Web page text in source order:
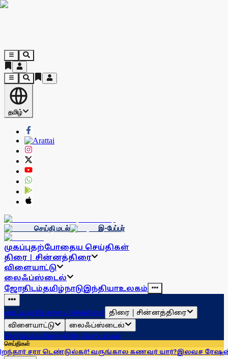
தமிழ்
செய்தி மடல் இ-பேப்பர்
முகப்புதற்போதைய செய்திகள்
திரை | சின்னத்திரை
விளையாட்டு
லைஃப்ஸ்டைல்
ஜோதிடம்தமிழ்நாடுஇந்தியாஉலகம்
முகப்புதற்போதைய செய்திகள் திரை | சின்னத்திரை
விளையாட்டு
லைஃப்ஸ்டைல்
ஜோதிடம்தமிழ்நாடுஇந்தியாஉலகம்
செய்திகள்
டெண்டுல்கர்! வருங்கால கணவர் யார்?இலவச ரேஷன் அரிசியை